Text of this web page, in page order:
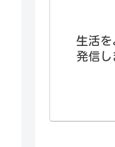
生活を
発信し